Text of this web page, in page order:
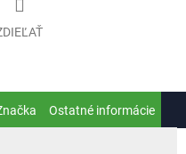
Ostatné informácie